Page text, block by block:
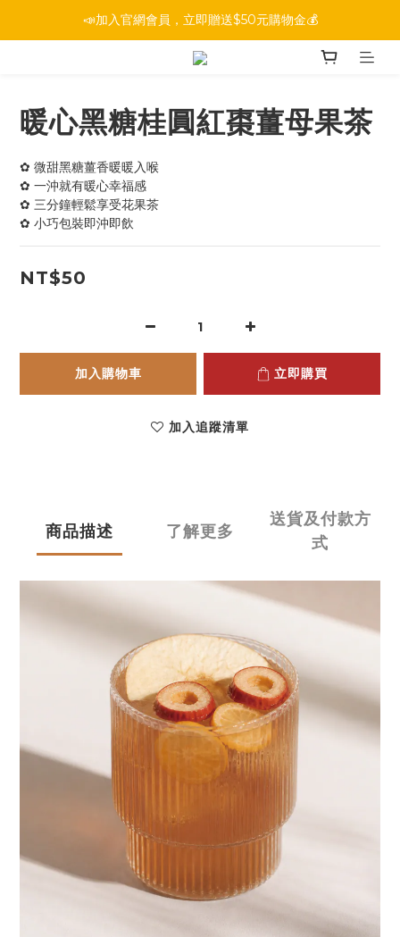
📣加入官網會員，立即贈送$50元購物金💰
暖心黑糖桂圓紅棗薑母果茶
✿ 微甜黑糖薑香暖暖入喉
✿ 一沖就有暖心幸福感
✿ 三分鐘輕鬆享受花果茶
✿ 小巧包裝即沖即飲
NT$50
加入購物車 立即購買
加入追蹤清單
商品描述 了解更多
送貨及付款方
式